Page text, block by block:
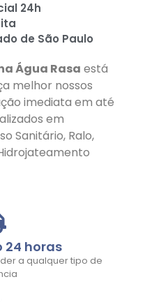
24h
de São Paulo
Água Rasa está
melhor nossos
imediata em até
em
Sanitário, Ralo,
horas
a qualquer tipo de